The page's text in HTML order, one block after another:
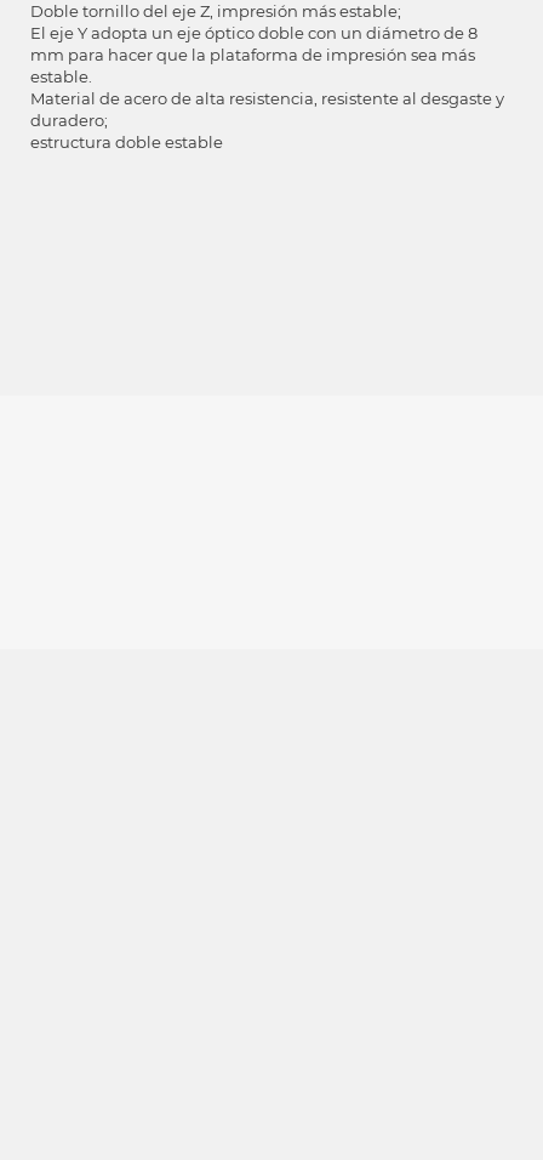
Doble tornillo del eje Z, impresión más estable;
El eje Y adopta un eje óptico doble con un diámetro de 8
mm para hacer que la plataforma de impresión sea más
estable.
Material de acero de alta resistencia, resistente al desgaste y
duradero;
estructura doble estable